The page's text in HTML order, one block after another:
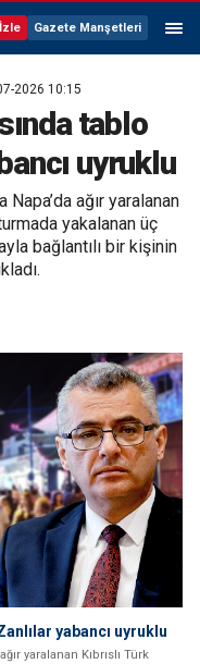
İzle Gazete Manşetleri
2026 10:15
tablo
uyruklu
Napa’da ağır yaralanan
yakalanan üç
bağlantılı bir kişinin
yabancı uyruklu
yaralanan Kıbrıslı Türk